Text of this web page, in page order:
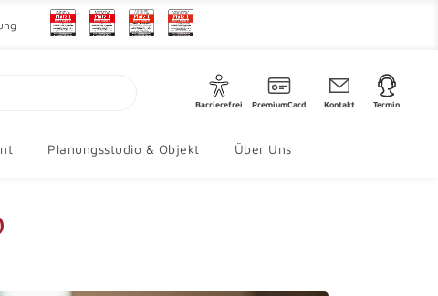
Barrierefrei PremiumCard Kontakt Termin
Planungsstudio & Objekt Über Uns